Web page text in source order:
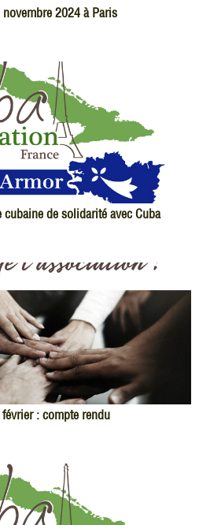
2024 à Paris
de solidarité avec Cuba
: compte rendu